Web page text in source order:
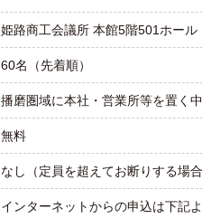
姫路商工会議所 本館5階501ホール
60名（先着順）
播磨圏域に本社・営業所等を置く
無料
なし（定員を超えてお断りする場
インターネットからの申込は下記